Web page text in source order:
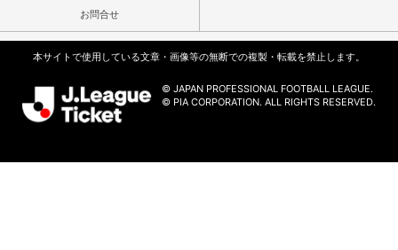
お問合せ
本サイトで使用している文章・画像等の無断での複製・転載を禁止します。
© JAPAN PROFESSIONAL FOOTBALL LEAGUE.
© PIA CORPORATION. ALL RIGHTS RESERVED.